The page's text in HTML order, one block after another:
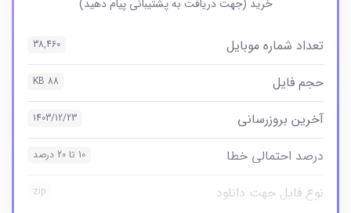
خرید (جهت دریافت به پشتیبانی پیام دهید)
تعداد شماره موبایل 38,460
حجم فایل 88 KB
آخرین بروزرسانی 1403/12/23
درصد احتمالی خطا 10 تا 20 درصد
نوع فایل جهت دانلود zip